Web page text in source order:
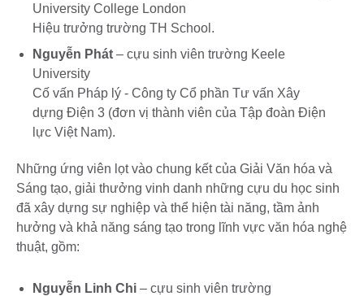
University College London
Hiệu trưởng trường TH School.
Nguyễn Phát – cựu sinh viên trường Keele
University
Cố vấn Pháp lý - Công ty Cổ phần Tư vấn Xây
dựng Điện 3 (đơn vị thành viên của Tập đoàn Điện
lực Việt Nam).
Những ứng viên lọt vào chung kết của Giải Văn hóa và
Sáng tạo, giải thưởng vinh danh những cựu du học sinh
đã xây dựng sự nghiệp và thể hiện tài năng, tầm ảnh
hưởng và khả năng sáng tạo trong lĩnh vực văn hóa nghệ
thuật, gồm:
Nguyễn Linh Chi – cựu sinh viên trường